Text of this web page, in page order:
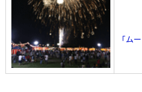
「ム